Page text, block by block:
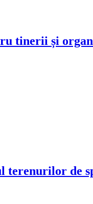
tinerii și
terenurilor de